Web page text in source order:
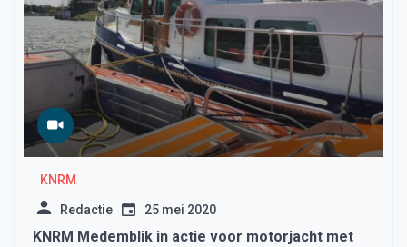
KNRM
Redactie 25 mei 2020
KNRM Medemblik in actie voor motorjacht met